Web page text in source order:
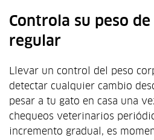
Controla su peso
regular
Llevar un control del peso
detectar cualquier cambio
pesar a tu gato en casa una
chequeos veterinarios
incremento gradual, es